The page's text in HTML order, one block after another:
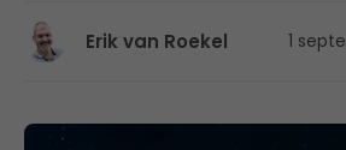
Erik van Roekel 1